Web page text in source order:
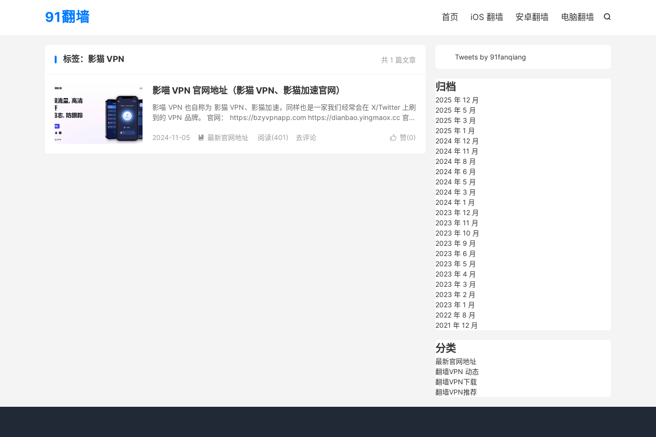
91翻墙 
首页 iOS 翻墙 安卓翻墙 电脑翻墙
共 1 篇文章
标签：影猫 VPN
影喵 VPN 官网地址（影猫 VPN、影猫加速官网）
影喵 VPN 也自称为 影猫 VPN、影猫加速，同样也是一家我们经常会在 X/Twitter 上刷
到的 VPN 品牌。 官网： https://bzyvpnapp.com https://dianbao.yingmaox.cc 官方
 赞(0)
2024-11-05  最新官网地址 阅读(401) 去评论
Tweets by 91fanqiang
归档
2025 年 12 月
2025 年 5 月
2025 年 3 月
2025 年 1 月
2024 年 12 月
2024 年 11 月
2024 年 8 月
2024 年 6 月
2024 年 5 月
2024 年 3 月
2024 年 1 月
2023 年 12 月
2023 年 11 月
2023 年 10 月
2023 年 9 月
2023 年 6 月
2023 年 5 月
2023 年 4 月
2023 年 3 月
2023 年 2 月
2023 年 1 月
2022 年 8 月
2021 年 12 月
分类
最新官网地址
翻墙VPN 动态
翻墙VPN下载
翻墙VPN推荐